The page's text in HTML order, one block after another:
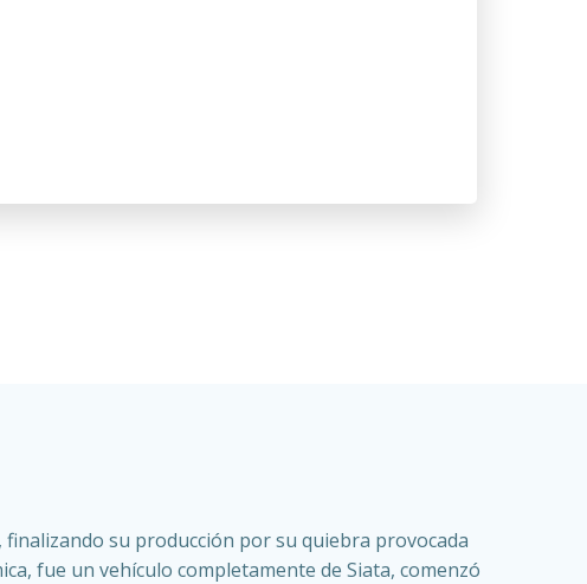
su producción por su quiebra provocada
fue un vehículo completamente de Siata, comenzó